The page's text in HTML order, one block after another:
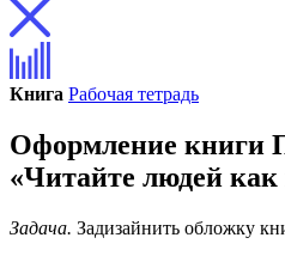
Книга Рабочая тетрадь
Оформление книги
«Читайте людей как
Задача. Задизайнить обложку